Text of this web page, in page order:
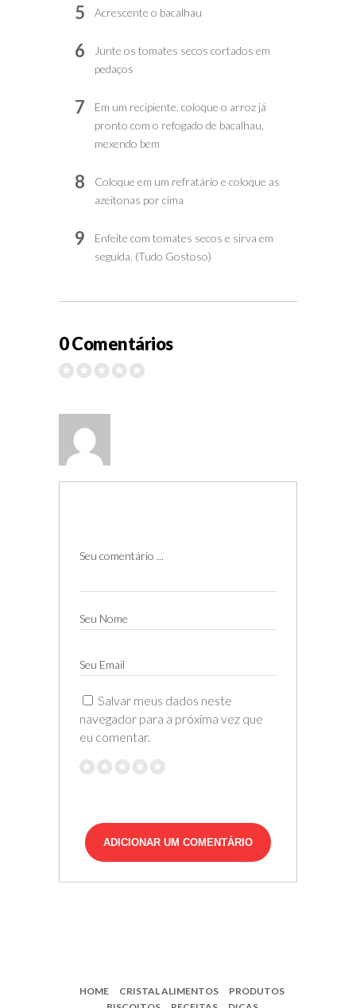
5 Acrescente o bacalhau
6
Junte os tomates secos cortados em
pedaços
7
Em um recipiente, coloque o arroz já
pronto com o refogado de bacalhau,
mexendo bem
8
Coloque em um refratário e coloque as
azeitonas por cima
9
Enfeite com tomates secos e sirva em
seguida. (Tudo Gostoso)
0 Comentários
Seu comentário ...
Seu Nome
Seu Email
Salvar meus dados neste
navegador para a próxima vez que
eu comentar.
HOME CRISTAL ALIMENTOS
PRODUTOS